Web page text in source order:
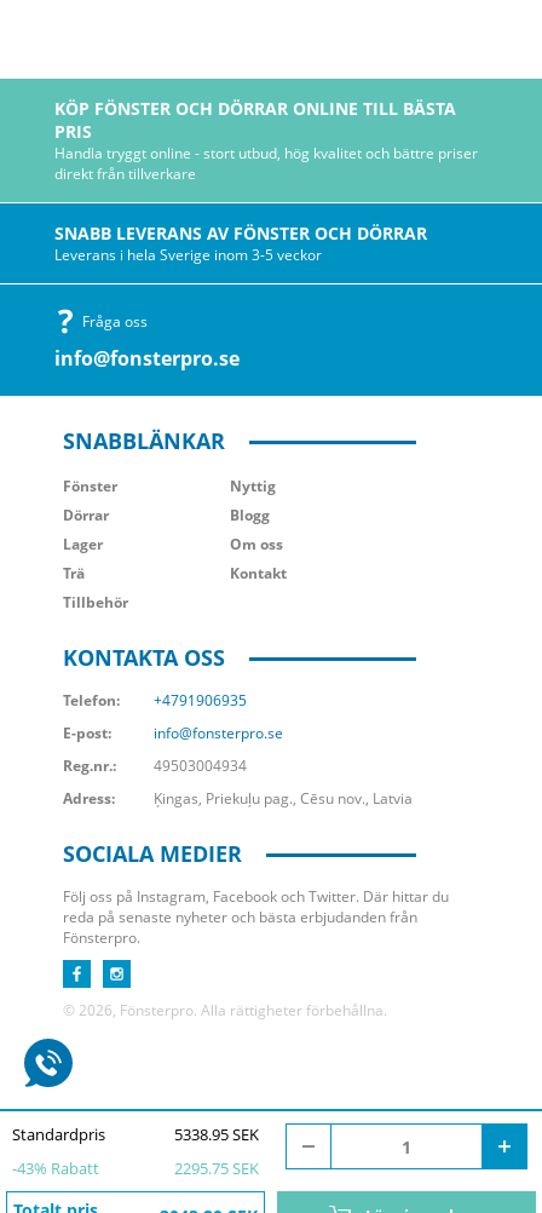
Standardpris
5338.95 SEK
-43% Rabatt 2295.75 SEK
KÖP FÖNSTER OCH DÖRRAR ONLINE TILL BÄSTA
PRIS
Handla tryggt online - stort utbud, hög kvalitet och bättre priser
direkt från tillverkare
SNABB LEVERANS AV FÖNSTER OCH DÖRRAR
Leverans i hela Sverige inom 3-5 veckor
Fråga oss
info@fonsterpro.se
SNABBLÄNKAR
Fönster
Dörrar
Lager
Trä
Tillbehör
Nyttig
Blogg
Om oss
Kontakt
KONTAKTA OSS
Telefon:
+4791906935
E-post:
info@fonsterpro.se
Reg.nr.:
49503004934
Adress:
Ķingas, Priekuļu pag., Cēsu nov., Latvia
SOCIALA MEDIER
Följ oss på Instagram, Facebook och Twitter. Där hittar du
reda på senaste nyheter och bästa erbjudanden från
Fönsterpro.
© 2026, Fönsterpro. Alla rättigheter förbehållna.